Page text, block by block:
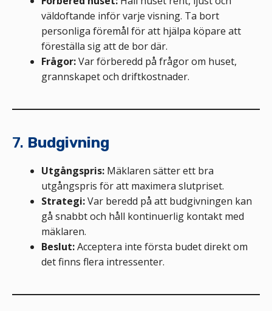
väldoftande inför varje visning. Ta bort
personliga föremål för att hjälpa köpare att
föreställa sig att de bor där.
Frågor:Var förberedd på frågor om huset,
grannskapet och driftkostnader.
7. Budgivning
Utgångspris: Mäklaren sätter ett bra
utgångspris för att maximera slutpriset.
Strategi:Var beredd på att budgivningen kan
gå snabbt och håll kontinuerlig kontakt med
mäklaren.
Beslut:Acceptera inte första budet direkt om
det finns flera intressenter.